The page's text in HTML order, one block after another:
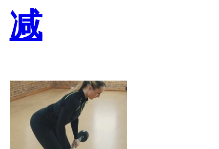
减